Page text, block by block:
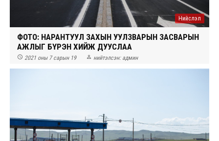
Нийслэл
ФОТО: НАРАНТУУЛ ЗАХЫН УУЛЗВАРЫН ЗАСВАРЫН
АЖЛЫГ БҮРЭН ХИЙЖ ДУУСЛАА
 2021 оны 7 сарын 19  нийтэлсэн: админ